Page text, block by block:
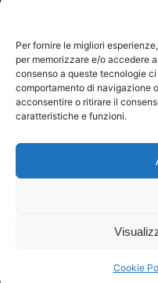
Per fornire le migliori
per memorizzare e/o accedere
consenso a queste tecnologie
comportamento di navigazione
acconsentire o ritirare il
caratteristiche e funzioni.
Cookie
Privacy Policy
Condizioni di vendita
© 2026 Spicy Secrets
Pagamenti gestiti tramite